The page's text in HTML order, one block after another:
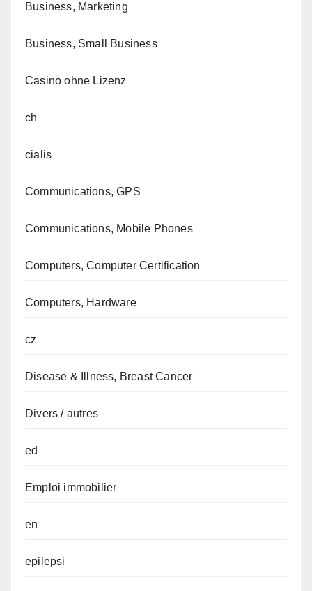
Business, Marketing
Business, Small Business
Casino ohne Lizenz
ch
cialis
Communications, GPS
Communications, Mobile Phones
Computers, Computer Certification
Computers, Hardware
cz
Disease & Illness, Breast Cancer
Divers / autres
ed
Emploi immobilier
en
epilepsi